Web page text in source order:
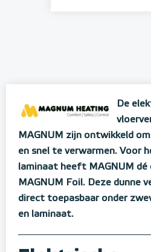
De
MAGNUM zijn ontwikkeld
en snel te verwarmen. Voor
laminaat heeft MAGNUM dé
MAGNUM Foil. Deze dunne
direct toepasbaar onder
en laminaat.